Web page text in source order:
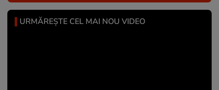
URMĂREȘTE CEL MAI NOU VIDEO